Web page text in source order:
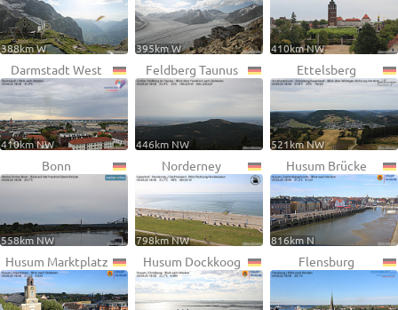
388km W 395km W 410km NW
Darmstadt West
410km NW
Feldberg Taunus
446km NW
Ettelsberg
521km NW
Bonn
558km NW
Norderney
798km NW
Husum Brücke
816km N
Husum Marktplatz Husum Dockkoog Flensburg